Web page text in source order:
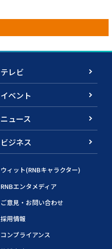
テレビ
イベント
ニュース
ビジネス
ウィット(RNBキャラクター)
RNBエンタメディア
ご意見・お問い合わせ
採用情報
コンプライアンス